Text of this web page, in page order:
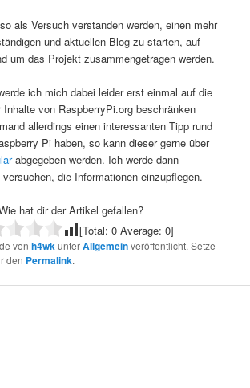
als Versuch verstanden werden, einen mehr
und aktuellen Blog zu starten, auf
um das Projekt zusammengetragen werden.
ich mich dabei leider erst einmal auf die
Inhalte von RaspberryPi.org beschränken
allerdings einen interessanten Tipp rund
Pi haben, so kann dieser gerne über
abgegeben werden. Ich werde dann
die Informationen einzupflegen.
hat dir der Artikel gefallen?
[Total: 0 Average: 0]
vonh4wkunterAllgemeinveröffentlicht. Setze
den Permalink.